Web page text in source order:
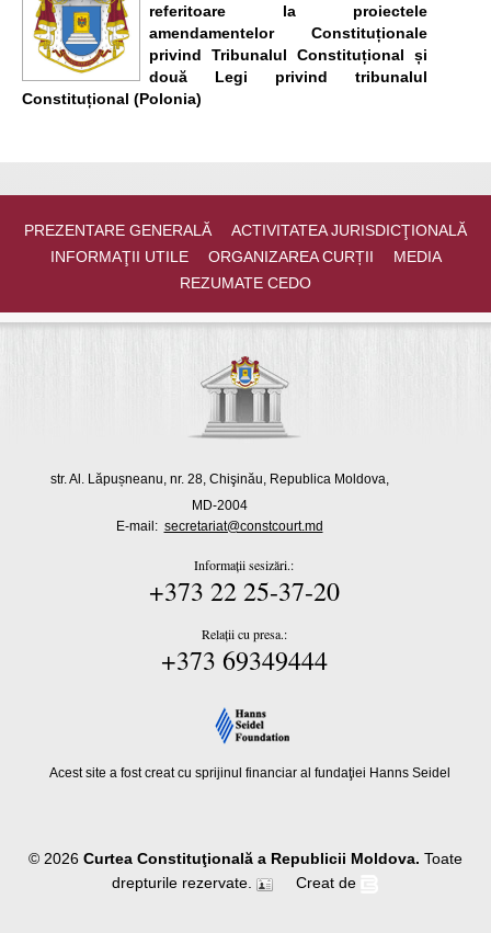
referitoare la proiectele
amendamentelor Constituționale
privind Tribunalul Constituțional și
două Legi privind tribunalul
Constituțional (Polonia)
PREZENTARE GENERALĂ
ACTIVITATEA JURISDICŢIONALĂ
INFORMAŢII UTILE
ORGANIZAREA CURȚII
MEDIA
REZUMATE CEDO
str. Al. Lăpușneanu, nr. 28, Chişinău, Republica Moldova,
MD-2004
E-mail: secretariat@constcourt.md
Informații sesizări.:
+373 22 25-37-20
Relații cu presa.:
+373 69349444
Acest site a fost creat cu sprijinul financiar al fundaţiei Hanns Seidel
© 2026 Curtea Constituţională a Republicii Moldova. Toate
drepturile rezervate.
Creat de